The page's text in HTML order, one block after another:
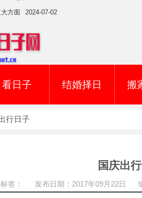
方面
2024-07-02
05-04
记
2017-04-06
？
2017-03-29
2017-03-19
05-04
看日子 结婚择日 搬
行日子
国庆出
标签： 发布日期：2017年09月22日